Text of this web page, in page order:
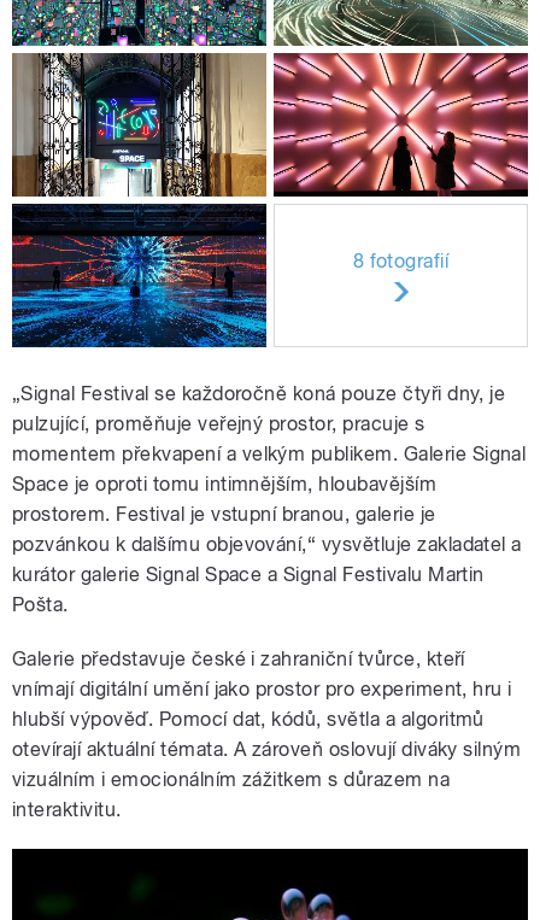
8 fotografií
„Signal Festival se každoročně koná pouze čtyři dny, je
pulzující, proměňuje veřejný prostor, pracuje s
momentem překvapení a velkým publikem. Galerie Signal
Space je oproti tomu intimnějším, hloubavějším
prostorem. Festival je vstupní branou, galerie je
pozvánkou k dalšímu objevování,“ vysvětluje zakladatel a
kurátor galerie Signal Space a Signal Festivalu Martin
Pošta.
Galerie představuje české i zahraniční tvůrce, kteří
vnímají digitální umění jako prostor pro experiment, hru i
hlubší výpověď. Pomocí dat, kódů, světla a algoritmů
otevírají aktuální témata. A zároveň oslovují diváky silným
vizuálním i emocionálním zážitkem s důrazem na
interaktivitu.